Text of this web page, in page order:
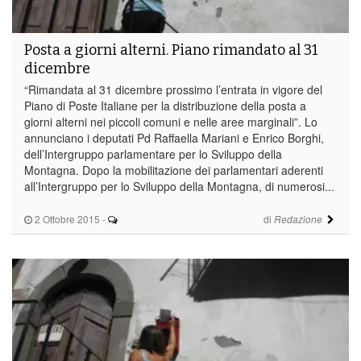
2 Ottobre 2015 - di Redazione
Posta a giorni alterni. Piano rimandato al 31
dicembre
“Rimandata al 31 dicembre prossimo l’entrata in vigore del
Piano di Poste Italiane per la distribuzione della posta a
giorni alterni nei piccoli comuni e nelle aree marginali”. Lo
annunciano i deputati Pd Raffaella Mariani e Enrico Borghi,
dell’Intergruppo parlamentare per lo Sviluppo della
Montagna. Dopo la mobilitazione dei parlamentari aderenti
all’Intergruppo per lo Sviluppo della Montagna, di numerosi...